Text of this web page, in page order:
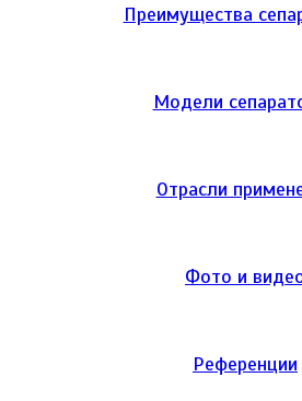
Преимущества
Модели
Отрасли
Фото и
Референции